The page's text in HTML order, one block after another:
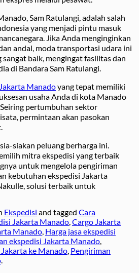
Sam Ratulangi, adalah salah
yang menjadi pintu masuk
Jika Anda menginginkan
andal, moda transportasi udara ini
baik, mengingat fasilitas dan
di Bandara Sam Ratulangi.
Manadoyang tepat memiliki
usaha Anda di kota Manado
pertumbuhan sektor
permintaan akan pasokan
siakan peluang berharga ini.
mitra ekspedisi yang terbaik
untuk mengelola pengiriman
kebutuhan ekspedisi Jakarta
solusi terbaik untuk
Ekspedisi and tagged Cara
Jakarta Manado Cargo Jakarta
Manado Harga jasa ekspedisi
ekspedisi Jakarta Manado
ke Manado Pengiriman